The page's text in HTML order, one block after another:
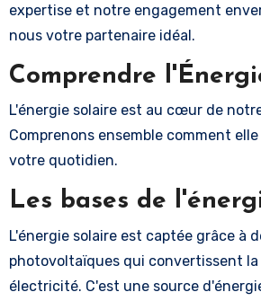
expertise et notre engagement
nous votre partenaire idéal.
Comprendre
L'énergie solaire est au cœur de
Comprenons ensemble comment
votre quotidien.
Les bases de
L'énergie solaire est captée grâce à
photovoltaïques qui convertissent la
électricité. C'est une source